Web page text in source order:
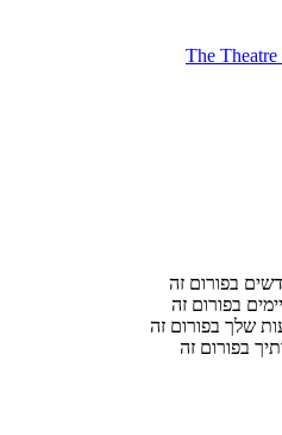
בפורום זה
בפורום זה
שלך בפורום זה
בפורום זה